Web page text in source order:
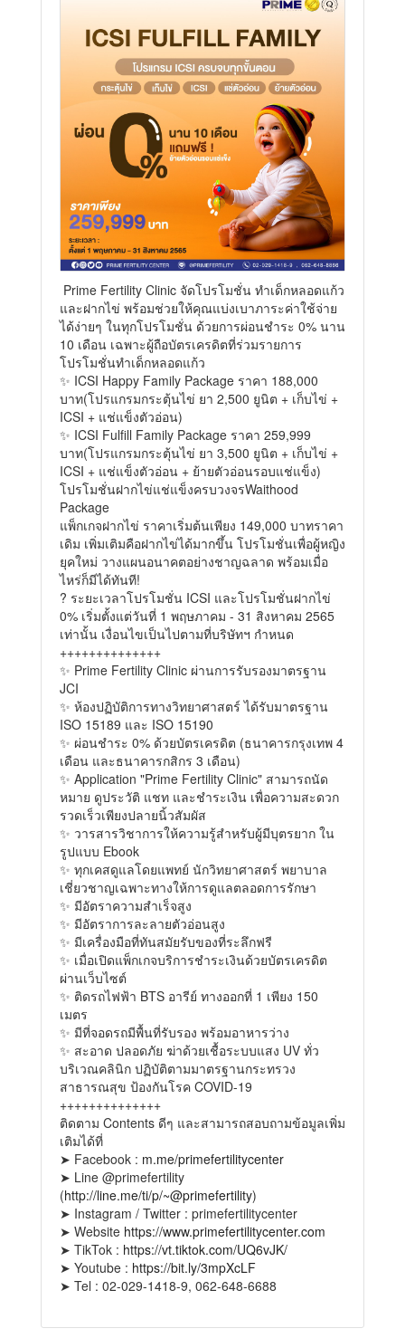
Prime Fertility Clinic จัดโปรโมชั่น ทำเด็กหลอดแก้ว
และฝากไข่ พร้อมช่วยให้คุณแบ่งเบาภาระค่าใช้จ่าย
ได้ง่ายๆ ในทุกโปรโมชั่น ด้วยการผ่อนชำระ 0% นาน
10 เดือน เฉพาะผู้ถือบัตรเครดิตที่ร่วมรายการ
โปรโมชั่นทำเด็กหลอดแก้ว
✨ ICSI Happy Family Package ราคา 188,000
บาท(โปรแกรมกระตุ้นไข่ ยา 2,500 ยูนิต + เก็บไข่ +
ICSI + แช่แข็งตัวอ่อน)
✨ ICSI Fulfill Family Package ราคา 259,999
บาท(โปรแกรมกระตุ้นไข่ ยา 3,500 ยูนิต + เก็บไข่ +
ICSI + แช่แข็งตัวอ่อน + ย้ายตัวอ่อนรอบแช่แข็ง)
โปรโมชั่นฝากไข่แช่แข็งครบวงจรWaithood
Package
แพ็กเกจฝากไข่ ราคาเริ่มต้นเพียง 149,000 บาทราคา
เดิม เพิ่มเติมคือฝากไข่ได้มากขึ้น โปรโมชั่นเพื่อผู้หญิง
ยุคใหม่ วางแผนอนาคตอย่างชาญฉลาด พร้อมเมื่อ
ไหร่ก็มีได้ทันที!
? ระยะเวลาโปรโมชั่น ICSI และโปรโมชั่นฝากไข่
0% เริ่มตั้งแต่วันที่ 1 พฤษภาคม - 31 สิงหาคม 2565
เท่านั้น เงื่อนไขเป็นไปตามที่บริษัทฯ กำหนด
++++++++++++++
✨ Prime Fertility Clinic ผ่านการรับรองมาตรฐาน
JCI
✨ ห้องปฏิบัติการทางวิทยาศาสตร์ ได้รับมาตรฐาน
ISO 15189 และ ISO 15190
✨ ผ่อนชำระ 0% ด้วยบัตรเครดิต (ธนาคารกรุงเทพ 4
เดือน และธนาคารกสิกร 3 เดือน)
✨ Application "Prime Fertility Clinic" สามารถนัด
หมาย ดูประวัติ แชท และชำระเงิน เพื่อความสะดวก
รวดเร็วเพียงปลายนิ้วสัมผัส
✨ วารสารวิชาการให้ความรู้สำหรับผู้มีบุตรยาก ใน
รูปแบบ Ebook
✨ ทุกเคสดูแลโดยแพทย์ นักวิทยาศาสตร์ พยาบาล
เชี่ยวชาญเฉพาะทางให้การดูแลตลอดการรักษา
✨ มีอัตราความสำเร็จสูง
✨ มีอัตราการละลายตัวอ่อนสูง
✨ มีเครื่องมือที่ทันสมัยรับของที่ระลึกฟรี
✨ เมื่อเปิดแพ็กเกจบริการชำระเงินด้วยบัตรเครดิต
ผ่านเว็บไซต์
✨ ติดรถไฟฟ้า BTS อารีย์ ทางออกที่ 1 เพียง 150
เมตร
✨ มีที่จอดรถมีพื้นที่รับรอง พร้อมอาหารว่าง
✨ สะอาด ปลอดภัย ฆ่าด้วยเชื้อระบบแสง UV ทั่ว
บริเวณคลินิก ปฏิบัติตามมาตรฐานกระทรวง
สาธารณสุข ป้องกันโรค COVID-19
++++++++++++++
ติดตาม Contents ดีๆ และสามารถสอบถามข้อมูลเพิ่ม
เติมได้ที่
➤ Facebook : m.me/primefertilitycenter
➤ Line @primefertility
(http://line.me/ti/p/~@primefertility)
➤ Instagram / Twitter : primefertilitycenter
➤ Website https://www.primefertilitycenter.com
➤ TikTok : https://vt.tiktok.com/UQ6vJK/
➤ Youtube : https://bit.ly/3mpXcLF
➤ Tel : 02-029-1418-9, 062-648-6688